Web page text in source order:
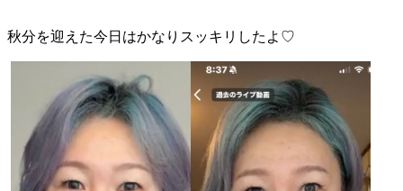
秋分を迎えた今日はかなりスッキリしたよ♡